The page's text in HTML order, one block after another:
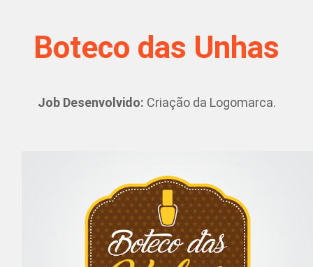
Boteco das Unhas
Job Desenvolvido: Criação da Logomarca.